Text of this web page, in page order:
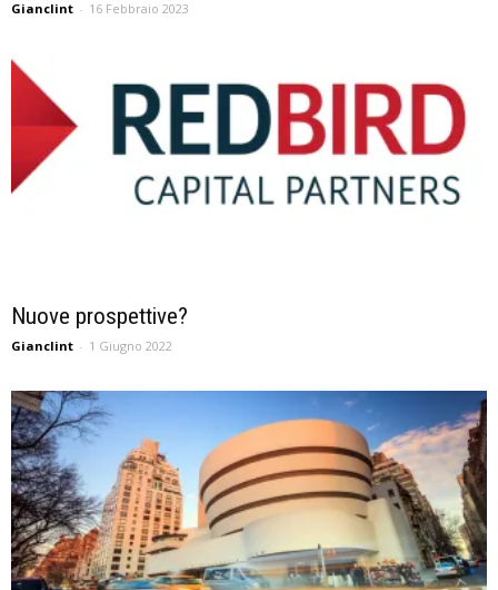
Gianclint - 16 Febbraio 2023
Nuove prospettive?
Gianclint - 1 Giugno 2022